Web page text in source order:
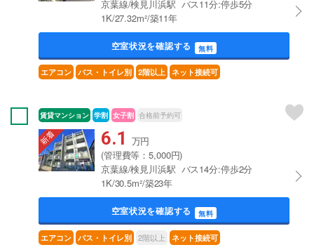
京葉線/検見川浜駅 バス11分:停歩5分
1K/27.32m²/築11年
空室状況を確認する 無料
エアコン バス・トイレ別 2階以上 ネット接続可
賃貸マンション 学割 女子割 合格前予約可
6.1 万円
(管理費等：5,000円)
京葉線/検見川浜駅 バス14分:停歩2分
1K/30.5m²/築23年
空室状況を確認する 無料
エアコン バス・トイレ別 2階以上 ネット接続可